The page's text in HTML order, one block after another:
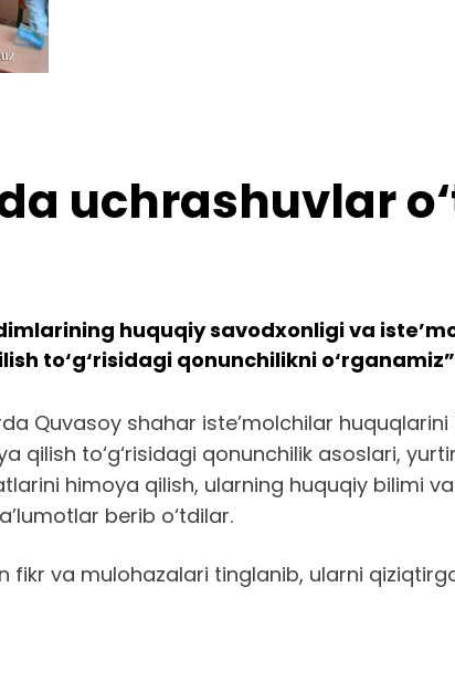
uchrashuvlar
huquqiy savodxonligi va
to‘g‘risidagi qonunchilikni
Quvasoy shahar iste’molchilar
qilish to‘g‘risidagi qonunchilik asoslari,
himoya qilish, ularning huquqiy bilimi
berib o‘tdilar.
va mulohazalari tinglanib, ularni